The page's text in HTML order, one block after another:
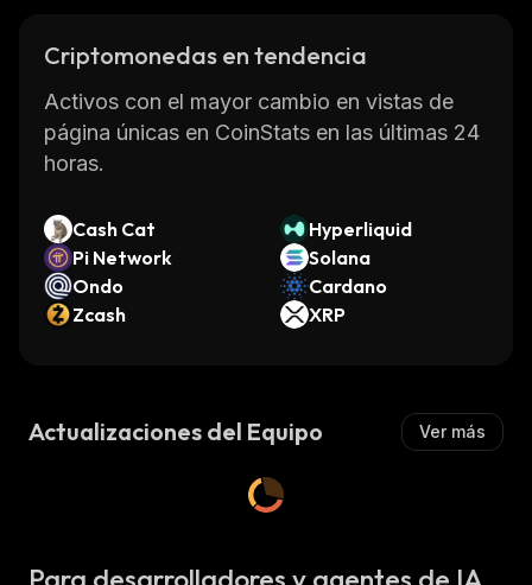
Criptomonedas en tendencia
Activos con el mayor cambio en vistas de
página únicas en CoinStats en las últimas 24
horas.
Cash Cat
Hyperliquid
Pi Network
Solana
Ondo
Cardano
Zcash
XRP
Actualizaciones del Equipo Ver más